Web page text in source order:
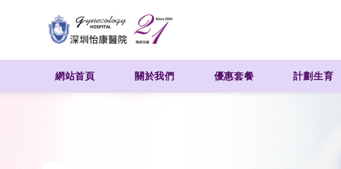
網站首頁 關於我們 優惠套餐 計劃生育